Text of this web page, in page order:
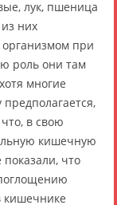
лук, пшеница
них
при
роль они там
многие
предполагается,
в свою
кишечную
что
кишечнике